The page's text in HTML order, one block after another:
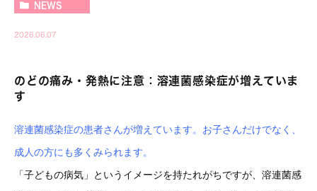
NEWS
2026.06.07
のどの痛み・発熱に注意：溶連菌感染症が増えていま
す
溶連菌感染症の患者さんが増えています。お子さんだけでなく、
成人の方にも多くみられます。
「子どもの病気」というイメージを持たれがちですが、溶連菌感